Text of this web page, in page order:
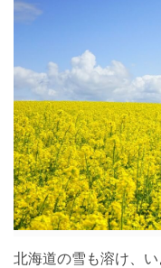
北海道の雪も溶け、